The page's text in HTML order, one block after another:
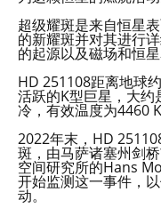
超级耀斑是来自恒星
的新耀斑并对其进行
的起源以及磁场和恒
HD 251108距离地球
活跃的K型巨星，大
冷，有效温度为4460
2022年末，HD
斑，由马萨诸塞州剑
空间研究所的Hans
开始监测这一事件，
动。